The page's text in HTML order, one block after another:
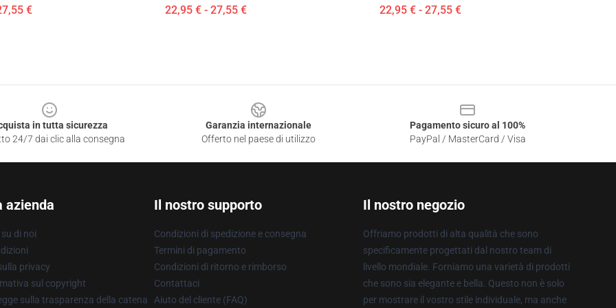
€ 22,95 € - 27,55 € 22,95 € - 27,55 €
in tutta sicurezza
24/7 dai clic alla consegna
Garanzia internazionale
Offerto nel paese di utilizzo
Pagamento sicuro al 100%
PayPal / MasterCard / Visa
azienda
di noi
privacy
sul copyright
sulla trasparenza della catena
Il nostro supporto
Condizioni di spedizione e consegna
Termini di pagamento
Condizioni di ritorno e rimborso
Contattaci
Aiuto del cliente (FAQ)
Il nostro negozio
Offriamo prodotti di alta qualità che sono
specificamente progettati dal nostro team di
livello mondiale. Forniamo una varietà di prodotti
che sono sia elegante e bella. Questo non è solo
per mostrare il vostro stile individuale, ma anche